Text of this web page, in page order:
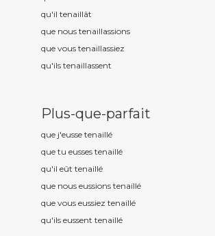
qu'il tenaillât
que nous tenaillassions
que vous tenaillassiez
qu'ils tenaillassent
Plus-que-parfait
que j'eusse tenaillé
que tu eusses tenaillé
qu'il eût tenaillé
que nous eussions tenaillé
que vous eussiez tenaillé
qu'ils eussent tenaillé